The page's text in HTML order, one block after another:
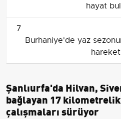
hayat
7
Burhaniye'de yaz
Şanlıurfa'da Hilvan,
bağlayan 17
çalışmaları sürüyor